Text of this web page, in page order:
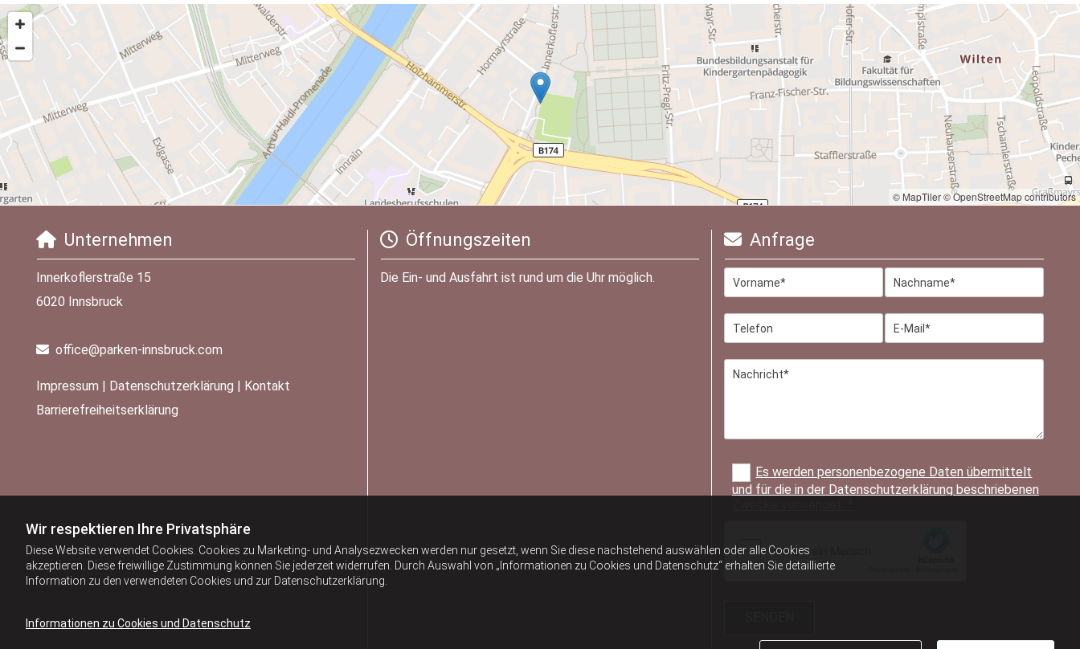
Wir respektieren Ihre Privatsphäre
Diese Website verwendet Cookies. Cookies zu Marketing- und Analysezwecken werden nur gesetzt, wenn Sie diese nachstehend auswählen oder alle Cookies
akzeptieren. Diese freiwillige Zustimmung können Sie jederzeit widerrufen. Durch Auswahl von „Informationen zu Cookies und Datenschutz“ erhalten Sie detaillierte
Information zu den verwendeten Cookies und zur Datenschutzerklärung.
Informationen zu Cookies und Datenschutz
© MapTiler© OpenStreetMap contributors
 Unternehmen
Innerkoflerstraße 15
6020 Innsbruck
 office@parken-innsbruck.com
Impressum | Datenschutzerklärung | Kontakt
Barrierefreiheitserklärung
Öffnungszeiten
Die Ein- und Ausfahrt ist rund um die Uhr möglich.
Anfrage
Es werden personenbezogene Daten übermittelt
und für die in der Datenschutzerklärung beschriebenen